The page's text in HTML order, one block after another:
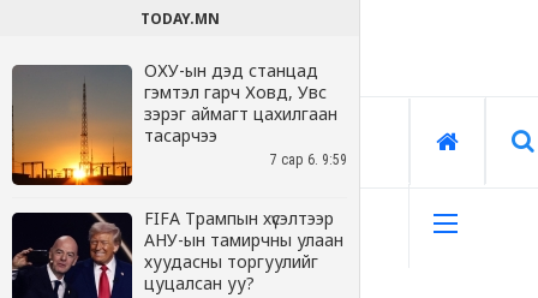
TODAY.MN
ОХУ-ын дэд станцад
гэмтэл гарч Ховд, Увс
зэрэг аймагт цахилгаан
тасарчээ
7 сар 6. 9:59
FIFA Трампын хүсэлтээр
АНУ-ын тамирчны улаан
хуудасны торгуулийг
цуцалсан уу?